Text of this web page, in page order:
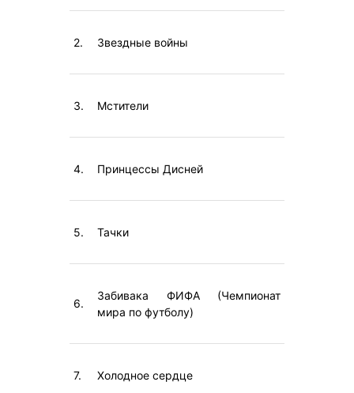
2. Звездные войны
3. Мстители
4. Принцессы Дисней
5. Тачки
6.
Забивака ФИФА (Чемпионат
мира по футболу)
7. Холодное сердце